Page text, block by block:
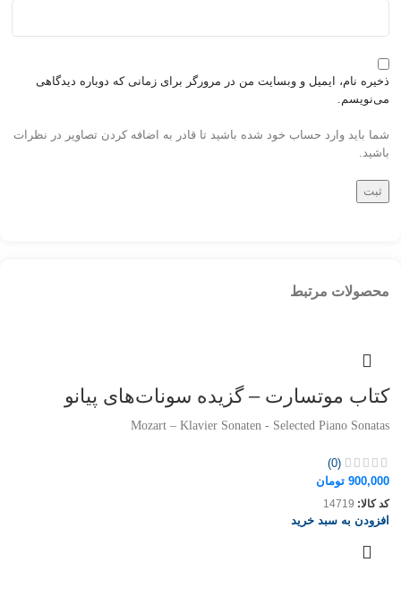
ذخیره نام، ایمیل و وبسایت من در مرورگر برای زمانی که دوباره دیدگاهی
می‌نویسم.
شما باید وارد حساب خود شده باشید تا قادر به اضافه کردن تصاویر در نظرات
باشید.
محصولات مرتبط
کتاب موتسارت – گزیده سونات‌های پیانو
Mozart – Klavier Sonaten - Selected Piano Sonatas
(0)
900,000 تومان
کد کالا: 14719
افزودن به سبد خرید